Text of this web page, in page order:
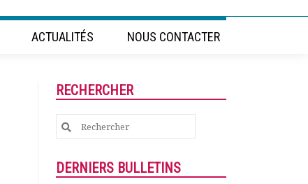
ACTUALITÉS NOUS CONTACTER
RECHERCHER
Search
for:
DERNIERS BULLETINS